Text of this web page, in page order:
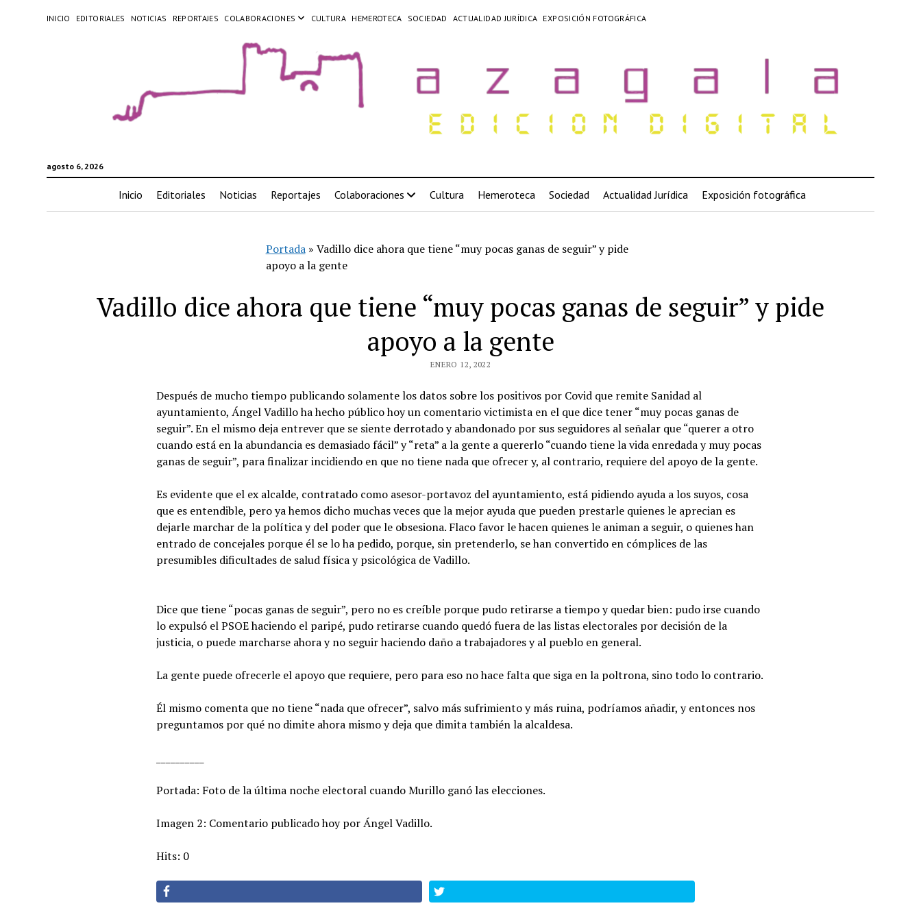
INICIO EDITORIALES NOTICIAS REPORTAJES COLABORACIONES CULTURA HEMEROTECA SOCIEDAD ACTUALIDAD JURÍDICA EXPOSICIÓN FOTOGRÁFICA
agosto 6, 2026
Inicio Editoriales Noticias Reportajes Colaboraciones Cultura Hemeroteca Sociedad Actualidad Jurídica Exposición fotográfica
Portada» Vadillo dice ahora que tiene “muy pocas ganas de seguir” y pide
apoyo a la gente
Vadillo dice ahora que tiene “muy pocas ganas de seguir” y pide
apoyo a la gente
ENERO 12, 2022
Después de mucho tiempo publicando solamente los datos sobre los positivos por Covid que remite Sanidad al
ayuntamiento, Ángel Vadillo ha hecho público hoy un comentario victimista en el que dice tener “muy pocas ganas de
seguir”. En el mismo deja entrever que se siente derrotado y abandonado por sus seguidores al señalar que “querer a otro
cuando está en la abundancia es demasiado fácil” y “reta” a la gente a quererlo “cuando tiene la vida enredada y muy pocas
ganas de seguir”, para finalizar incidiendo en que no tiene nada que ofrecer y, al contrario, requiere del apoyo de la gente.
Es evidente que el ex alcalde, contratado como asesor-portavoz del ayuntamiento, está pidiendo ayuda a los suyos, cosa
que es entendible, pero ya hemos dicho muchas veces que la mejor ayuda que pueden prestarle quienes le aprecian es
dejarle marchar de la política y del poder que le obsesiona. Flaco favor le hacen quienes le animan a seguir, o quienes han
entrado de concejales porque él se lo ha pedido, porque, sin pretenderlo, se han convertido en cómplices de las
presumibles dificultades de salud física y psicológica de Vadillo.
Dice que tiene “pocas ganas de seguir”, pero no es creíble porque pudo retirarse a tiempo y quedar bien: pudo irse cuando
lo expulsó el PSOE haciendo el paripé, pudo retirarse cuando quedó fuera de las listas electorales por decisión de la
justicia, o puede marcharse ahora y no seguir haciendo daño a trabajadores y al pueblo en general.
La gente puede ofrecerle el apoyo que requiere, pero para eso no hace falta que siga en la poltrona, sino todo lo contrario.
Él mismo comenta que no tiene “nada que ofrecer”, salvo más sufrimiento y más ruina, podríamos añadir, y entonces nos
preguntamos por qué no dimite ahora mismo y deja que dimita también la alcaldesa.
Portada: Foto de la última noche electoral cuando Murillo ganó las elecciones.
Imagen 2: Comentario publicado hoy por Ángel Vadillo.
Hits: 0